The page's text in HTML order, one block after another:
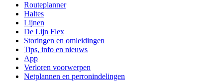
Routeplanner
Haltes
Lijnen
De Lijn Flex
Storingen en omleidingen
Tips, info en nieuws
App
Verloren voorwerpen
Netplannen en perronindelingen